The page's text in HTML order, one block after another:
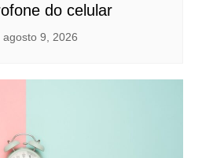
do celular
agosto 9, 2026